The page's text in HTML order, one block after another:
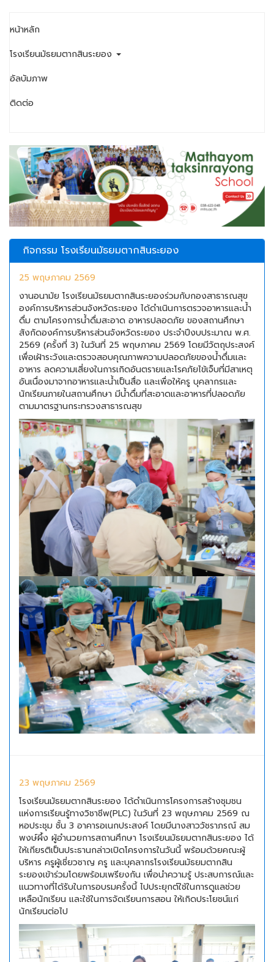
หน้าหลัก
โรงเรียนมัธยมตากสินระยอง
อัลบัมภาพ
ติดต่อ
กิจกรรม โรงเรียนมัธยมตากสินระยอง
25 พฤษภาคม 2569
งานอนามัย โรงเรียนมัธยมตากสินระยองร่วมกับกองสาธารณสุข
องค์การบริหารส่วนจังหวัดระยอง ได้ดำเนินการตรวจอาหารและน้ำ
ดื่ม ตามโครงการน้ำดื่มสะอาด อาหารปลอดภัย ของสถานศึกษา
สังกัดองค์การบริหารส่วนจังหวัดระยอง ประจำปีงบประมาณ พ.ศ.
2569 (ครั้งที่ 3) ในวันที่ 25 พฤษภาคม 2569 โดยมีวัตถุประสงค์
เพื่อเฝ้าระวังและตรวจสอบคุณภาพความปลอดภัยของน้ำดื่มและ
อาหาร ลดความเสี่ยงในการเกิดอันตรายและโรคภัยไข้เจ็บที่มีสาเหตุ
อันเนื่องมาจากอาหารและน้ำเป็นสื่อ และเพื่อให้ครู บุคลากรและ
นักเรียนภายในสถานศึกษา มีน้ำดื่มที่สะอาดและอาหารที่ปลอดภัย
ตามมาตรฐานกระทรวงสาธารณสุข
23 พฤษภาคม 2569
โรงเรียนมัธยมตากสินระยอง ได้ดำเนินการโครงการสร้างชุมชน
แห่งการเรียนรู้ทางวิชาชีพ(PLC) ในวันที่ 23 พฤษภาคม 2569 ณ
หอประชุม ชั้น 3 อาคารอเนกประสงค์ โดยมีนางสาววัชราภรณ์ สม
พงษ์ผึ้ง ผู้อำนวยการสถานศึกษา โรงเรียนมัธยมตากสินระยอง ได้
ให้เกียรติเป็นประธานกล่าวเปิดโครงการในวันนี้ พร้อมด้วยคณะผู้
บริหาร ครูผู้เชี่ยวชาญ ครู และบุคลากรโรงเรียนมัธยมตากสิน
ระยองเข้าร่วมโดยพร้อมเพรียงกัน เพื่อนำความรู้ ประสบการณ์และ
แนวทางที่ได้รับในการอบรมครั้งนี้ ไปประยุกต์ใช้ในการดูแลช่วย
เหลือนักเรียน และใช้ในการจัดเรียนการสอน ให้เกิดประโยชน์แก่
นักเรียนต่อไป